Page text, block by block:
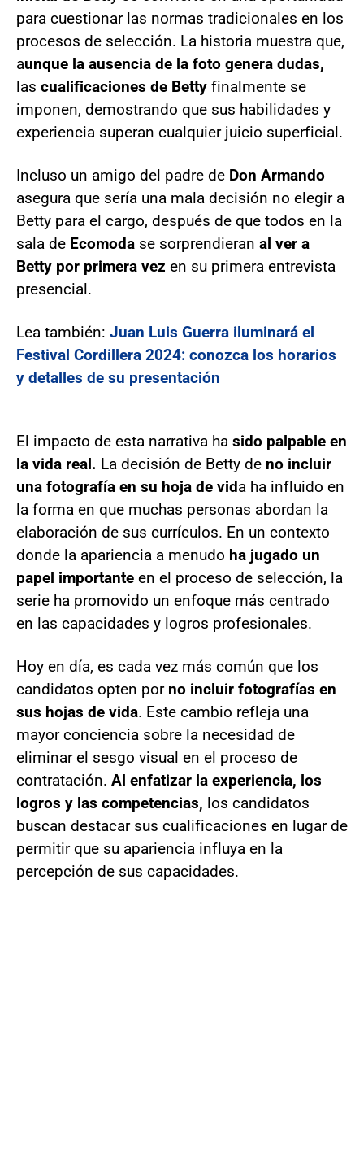
para cuestionar las normas tradicionales en los
procesos de selección. La historia muestra que,
aunque la ausencia de la foto genera dudas,
las cualificaciones de Betty finalmente se
imponen, demostrando que sus habilidades y
experiencia superan cualquier juicio superficial.
Incluso un amigo del padre de Don Armando
asegura que sería una mala decisión no elegir a
Betty para el cargo, después de que todos en la
sala de Ecomoda se sorprendieran al ver a
Betty por primera vez en su primera entrevista
presencial.
Lea también: Juan Luis Guerra iluminará el
Festival Cordillera 2024: conozca los horarios
y detalles de su presentación
El impacto de esta narrativa ha sido palpable en
la vida real. La decisión de Betty de no incluir
una fotografía en su hoja de vida ha influido en
la forma en que muchas personas abordan la
elaboración de sus currículos. En un contexto
donde la apariencia a menudo ha jugado un
papel importante en el proceso de selección, la
serie ha promovido un enfoque más centrado
en las capacidades y logros profesionales.
Hoy en día, es cada vez más común que los
candidatos opten por no incluir fotografías en
sus hojas de vida. Este cambio refleja una
mayor conciencia sobre la necesidad de
eliminar el sesgo visual en el proceso de
contratación. Al enfatizar la experiencia, los
logros y las competencias, los candidatos
buscan destacar sus cualificaciones en lugar de
permitir que su apariencia influya en la
percepción de sus capacidades.